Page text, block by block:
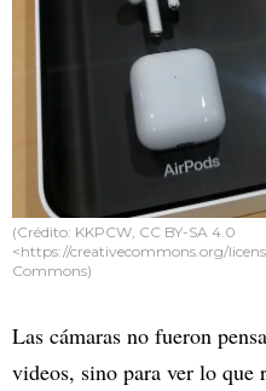
(Crédito: KKPCW, CC BY-SA 4.0
<https://creativecommons.org/
Commons)
Las cámaras no fueron
videos, sino para ver lo que